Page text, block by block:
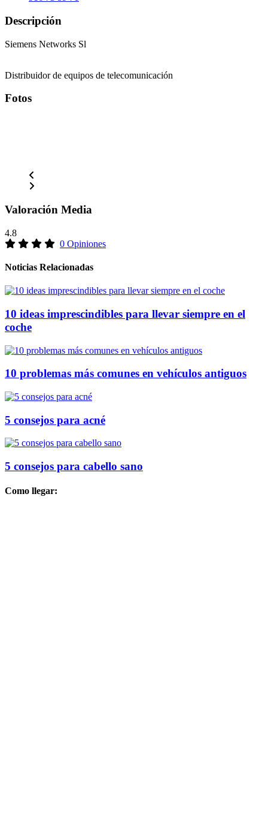
Descripción
Siemens Networks Sl
Distribuidor de equipos de telecomunicación
Fotos
Valoración Media
4.8
0 Opiniones
Noticias Relacionadas
10 ideas imprescindibles para llevar siempre en el
coche
10 problemas más comunes en vehículos antiguos
5 consejos para acné
5 consejos para cabello sano
Como llegar: